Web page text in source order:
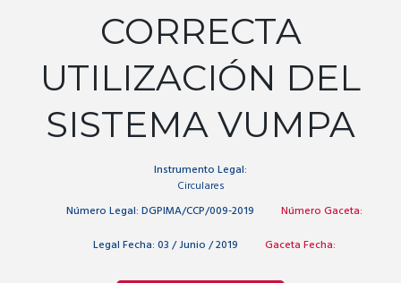
CORRECTA
UTILIZACIÓN DEL
SISTEMA VUMPA
Instrumento Legal:
Circulares
Número Legal: DGPIMA/CCP/009-2019
Número Gaceta:
Legal Fecha: 03 / Junio / 2019 Gaceta Fecha: